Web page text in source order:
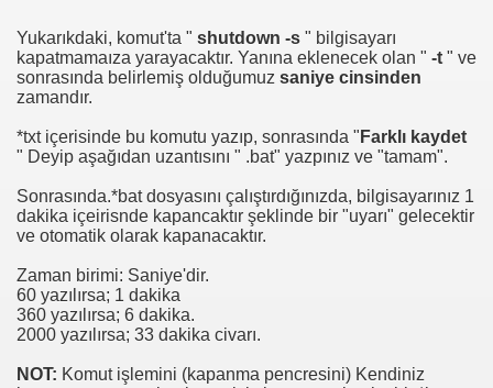
Yukarıkdaki, komut'ta " shutdown -s " bilgisayarı
kapatmamaıza yarayacaktır. Yanına eklenecek olan " -t " ve
sonrasında belirlemiş olduğumuz saniye cinsinden
zamandır.
*txt içerisinde bu komutu yazıp, sonrasında " Farklı kaydet
" Deyip aşağıdan uzantısını " .bat" yazpınız ve "tamam".
Sonrasında.*bat dosyasını çalıştırdığınızda, bilgisayarınız 1
dakika içeirisnde kapancaktır şeklinde bir "uyarı" gelecektir
ve otomatik olarak kapanacaktır.
Zaman birimi: Saniye'dir.
60 yazılırsa; 1 dakika
360 yazılırsa; 6 dakika.
2000 yazılırsa; 33 dakika civarı.
NOT: Komut işlemini (kapanma pencresini) Kendiniz